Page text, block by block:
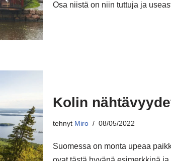
Osa niistä on niin tuttuja ja
Kolin
tehnyt Miro 08/05/2022
Suomessa on monta upeaa